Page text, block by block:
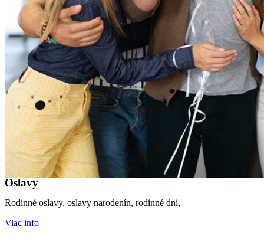
Oslavy
Rodinné oslavy, oslavy narodenín, rodinné dni,
Viac info